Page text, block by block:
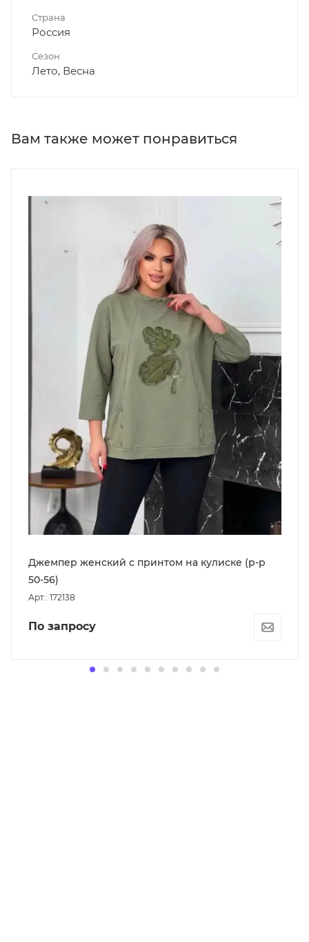
Страна
Россия
Сезон
Лето, Весна
Вам также может понравиться
Джемпер женский с принтом на кулиске (р-р
50-56)
Арт.: 172138
По запросу